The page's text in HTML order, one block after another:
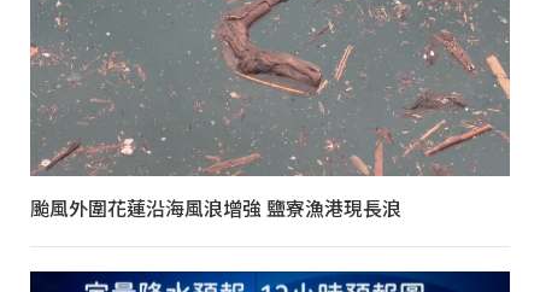
颱風外圍花蓮沿海風浪增強 鹽寮漁港現長浪